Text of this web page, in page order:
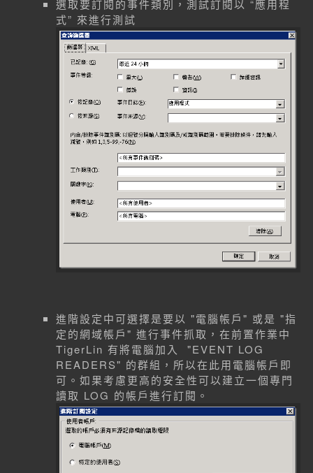
選取要訂閱的事件類別，測試訂閱以 “應用程
式” 來進行測試
進階設定中可選擇是要以 "電腦帳戶" 或是 "指
定的網域帳戶" 進行事件抓取，在前置作業中
TigerLin 有將電腦加入 "EVENT LOG
READERS" 的群組，所以在此用電腦帳戶即
可。如果考慮更高的安全性可以建立一個專門
讀取 LOG 的帳戶進行訂閱。